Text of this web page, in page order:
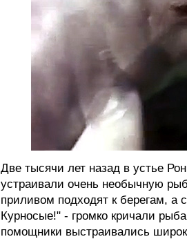
Две тысячи лет назад в устье
устраивали очень необычную
приливом подходят к берегам, а
Курносые!" - громко кричали
помощники выстраивались